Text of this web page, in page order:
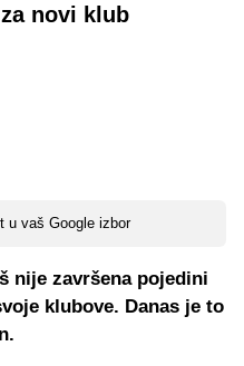
novi klub
u vaš Google izbor
nije završena pojedini
klubove. Danas je to